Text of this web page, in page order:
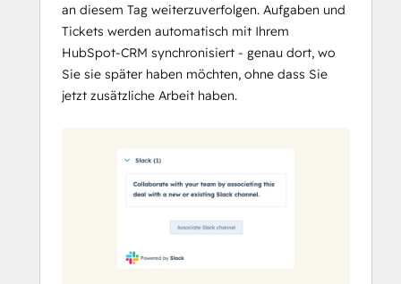
an diesem Tag weiterzuverfolgen. Aufgaben und
Tickets werden automatisch mit Ihrem
HubSpot-CRM synchronisiert - genau dort, wo
Sie sie später haben möchten, ohne dass Sie
jetzt zusätzliche Arbeit haben.